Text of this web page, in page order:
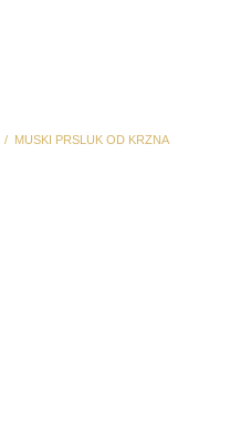
MUSKI PRSLUK OD KRZNA